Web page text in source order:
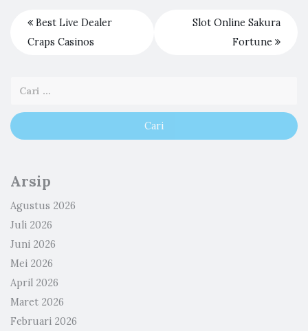
Best Live Dealer
Craps Casinos
Slot Online Sakura
Fortune
Arsip
Agustus 2026
Juli 2026
Juni 2026
Mei 2026
April 2026
Maret 2026
Februari 2026